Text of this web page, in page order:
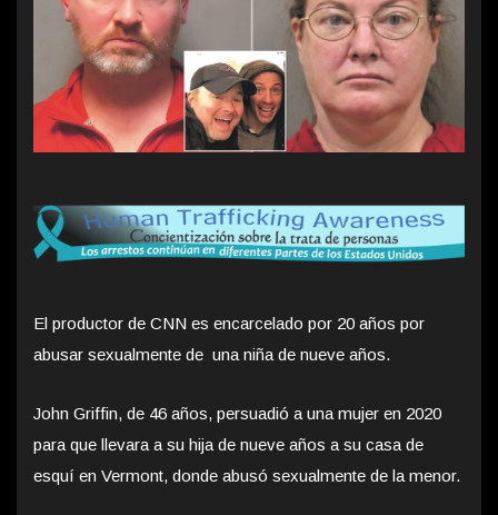
El productor de CNN es encarcelado por 20 años por
abusar sexualmente de una niña de nueve años.
John Griffin, de 46 años, persuadió a una mujer en 2020
para que llevara a su hija de nueve años a su casa de
esquí en Vermont, donde abusó sexualmente de la menor.